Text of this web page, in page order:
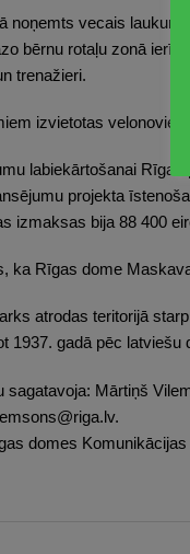
noņemts vecais
bērnu rotaļu zonā
trenažieri.
izvietotas
labiekārtošanai
projekta
izmaksas bija 88 400
ka Rīgas dome
atrodas teritorijā
1937. gadā pēc latviešu
sagatavoja: Mārtiņš
domes Komunikācijas